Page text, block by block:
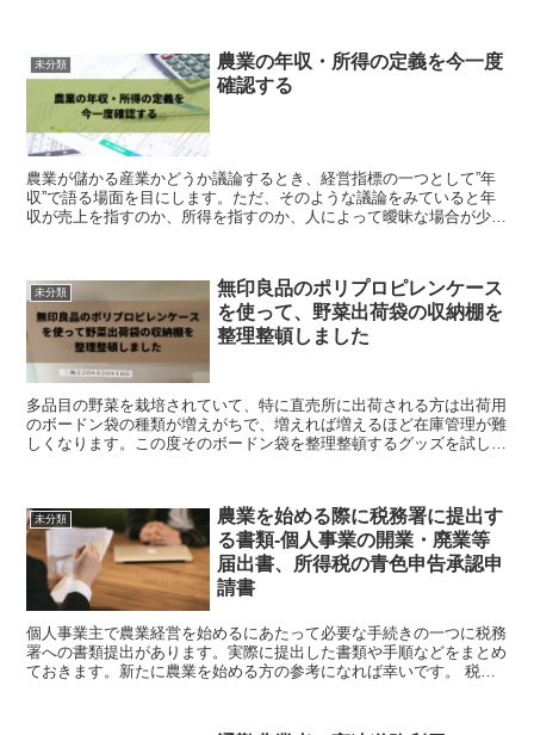
未分類
農業の年収・所得の定義を今一度
確認する
農業が儲かる産業かどうか議論するとき、経営指標の一つとして”年
収”で語る場面を目にします。ただ、そのような議論をみていると年
収が売上を指すのか、所得を指すのか、人によって曖昧な場合が少な
未分類
無印良品のポリプロピレンケース
を使って、野菜出荷袋の収納棚を
整理整頓しました
多品目の野菜を栽培されていて、特に直売所に出荷される方は出荷用
のボードン袋の種類が増えがちで、増えれば増えるほど在庫管理が難
しくなります。この度そのボードン袋を整理整頓するグッズを試しま
未分類
農業を始める際に税務署に提出す
る書類-個人事業の開業・廃業等
届出書、所得税の青色申告承認申
請書
個人事業主で農業経営を始めるにあたって必要な手続きの一つに税務
署への書類提出があります。実際に提出した書類や手順などをまとめ
ておきます。新たに農業を始める方の参考になれば幸いです。 税務